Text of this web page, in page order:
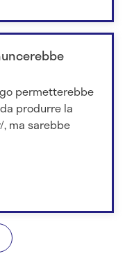
permetterebbe
produrre la
ma sarebbe